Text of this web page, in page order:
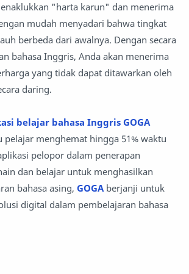
"harta karun" dan menerima
mudah menyadari bahwa tingkat
berbeda dari awalnya. Dengan secara
bahasa Inggris, Anda akan menerima
yang tidak dapat ditawarkan oleh
daring.
belajar bahasa Inggris GOGA
pelajar menghemat hingga 51% waktu
pelopor dalam penerapan
dan belajar untuk menghasilkan
bahasa asing, GOGAberjanji untuk
digital dalam pembelajaran bahasa